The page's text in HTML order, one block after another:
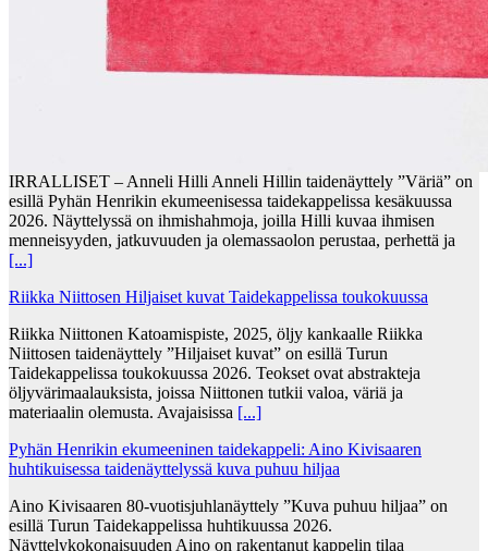
IRRALLISET – Anneli Hilli Anneli Hillin taidenäyttely ”Väriä” on
esillä Pyhän Henrikin ekumeenisessa taidekappelissa kesäkuussa
2026. Näyttelyssä on ihmishahmoja, joilla Hilli kuvaa ihmisen
menneisyyden, jatkuvuuden ja olemassaolon perustaa, perhettä ja
[...]
Riikka Niittosen Hiljaiset kuvat Taidekappelissa toukokuussa
Riikka Niittonen Katoamispiste, 2025, öljy kankaalle Riikka
Niittosen taidenäyttely ”Hiljaiset kuvat” on esillä Turun
Taidekappelissa toukokuussa 2026. Teokset ovat abstrakteja
öljyvärimaalauksista, joissa Niittonen tutkii valoa, väriä ja
materiaalin olemusta. Avajaisissa [...]
Pyhän Henrikin ekumeeninen taidekappeli: Aino Kivisaaren
huhtikuisessa taidenäyttelyssä kuva puhuu hiljaa
Aino Kivisaaren 80-vuotisjuhlanäyttely ”Kuva puhuu hiljaa” on
esillä Turun Taidekappelissa huhtikuussa 2026.
Näyttelykokonaisuuden Aino on rakentanut kappelin tilaa